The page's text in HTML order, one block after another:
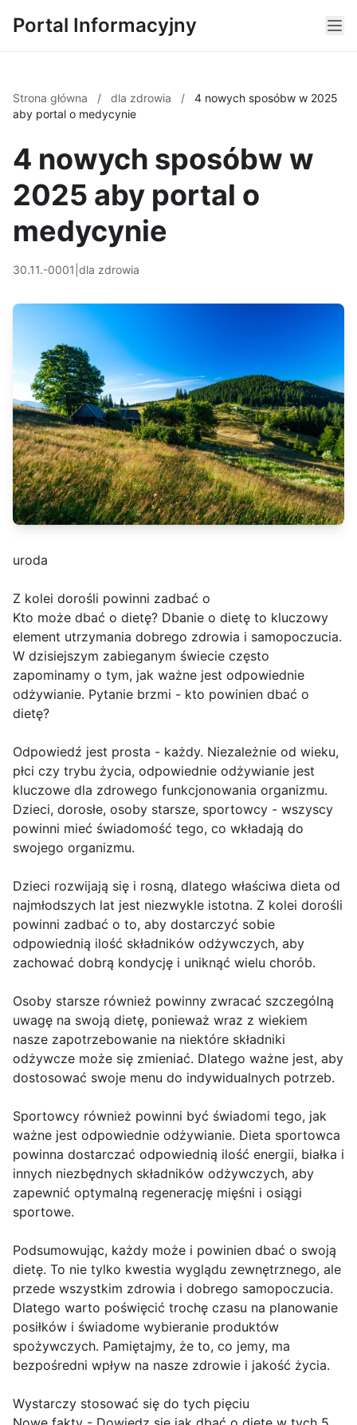
Portal Informacyjny
Strona główna / dla zdrowia /
4 nowych sposóbw w 2025
aby portal o medycynie
4 nowych sposóbw w
2025 aby portal o
medycynie
30.11.-0001 dla zdrowia
uroda
Z kolei dorośli powinni zadbać o
Kto może dbać o dietę? Dbanie o dietę to kluczowy
element utrzymania dobrego zdrowia i samopoczucia.
W dzisiejszym zabieganym świecie często
zapominamy o tym, jak ważne jest odpowiednie
odżywianie. Pytanie brzmi - kto powinien dbać o
dietę?
Odpowiedź jest prosta - każdy. Niezależnie od wieku,
płci czy trybu życia, odpowiednie odżywianie jest
kluczowe dla zdrowego funkcjonowania organizmu.
Dzieci, dorosłe, osoby starsze, sportowcy - wszyscy
powinni mieć świadomość tego, co wkładają do
swojego organizmu.
Dzieci rozwijają się i rosną, dlatego właściwa dieta od
najmłodszych lat jest niezwykle istotna. Z kolei dorośli
powinni zadbać o to, aby dostarczyć sobie
odpowiednią ilość składników odżywczych, aby
zachować dobrą kondycję i uniknąć wielu chorób.
Osoby starsze również powinny zwracać szczególną
uwagę na swoją dietę, ponieważ wraz z wiekiem
nasze zapotrzebowanie na niektóre składniki
odżywcze może się zmieniać. Dlatego ważne jest, aby
dostosować swoje menu do indywidualnych potrzeb.
Sportowcy również powinni być świadomi tego, jak
ważne jest odpowiednie odżywianie. Dieta sportowca
powinna dostarczać odpowiednią ilość energii, białka i
innych niezbędnych składników odżywczych, aby
zapewnić optymalną regenerację mięśni i osiągi
sportowe.
Podsumowując, każdy może i powinien dbać o swoją
dietę. To nie tylko kwestia wyglądu zewnętrznego, ale
przede wszystkim zdrowia i dobrego samopoczucia.
Dlatego warto poświęcić trochę czasu na planowanie
posiłków i świadome wybieranie produktów
spożywczych. Pamiętajmy, że to, co jemy, ma
bezpośredni wpływ na nasze zdrowie i jakość życia.
Wystarczy stosować się do tych pięciu